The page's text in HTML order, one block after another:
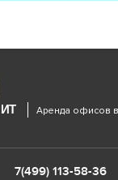
Аренда офисов
7(499) 113-58-36